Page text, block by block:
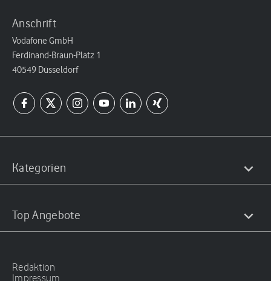
Anschrift
Vodafone GmbH
Ferdinand-Braun-Platz 1
40549 Düsseldorf
Kategorien
Top Angebote
Redaktion
Impressum